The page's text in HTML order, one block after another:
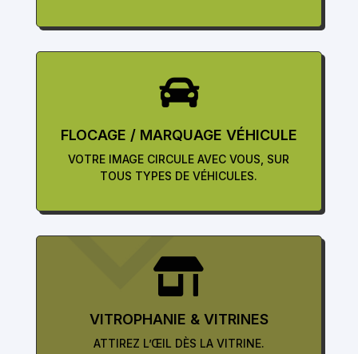

FLOCAGE / MARQUAGE VÉHICULE
VOTRE IMAGE CIRCULE AVEC VOUS, SUR
TOUS TYPES DE VÉHICULES.

VITROPHANIE & VITRINES
ATTIREZ L’ŒIL DÈS LA VITRINE.